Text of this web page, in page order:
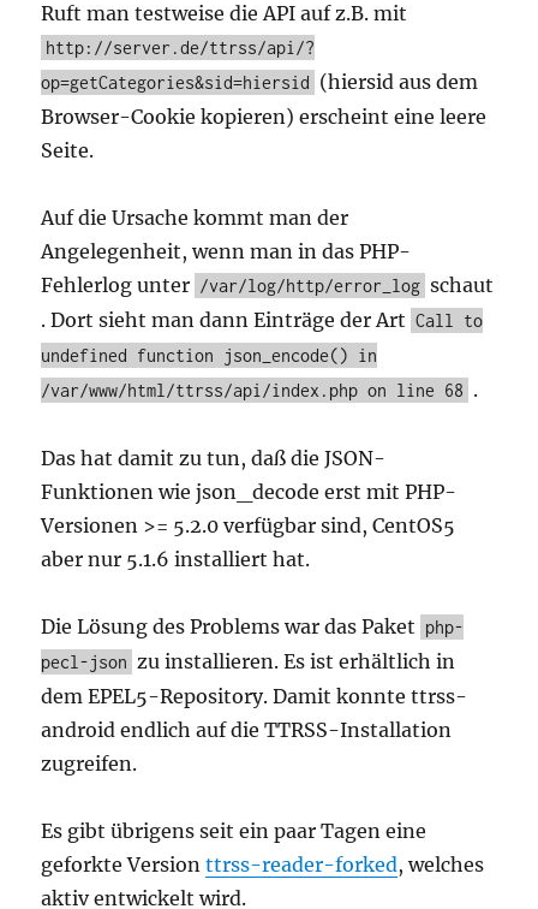
Ruft man testweise die API auf z.B. mit
http://server.de/ttrss/api/?
op=getCategories&sid=hiersid (hiersid aus dem
Browser-Cookie kopieren) erscheint eine leere
Seite.
Auf die Ursache kommt man der
Angelegenheit, wenn man in das PHP-
Fehlerlog unter /var/log/http/error_log schaut
. Dort sieht man dann Einträge der Art Call to
undefined function json_encode() in
/var/www/html/ttrss/api/index.php on line 68 .
Das hat damit zu tun, daß die JSON-
Funktionen wie json_decode erst mit PHP-
Versionen >= 5.2.0 verfügbar sind, CentOS5
aber nur 5.1.6 installiert hat.
Die Lösung des Problems war das Paket php-
pecl-json zu installieren. Es ist erhältlich in
dem EPEL5-Repository. Damit konnte ttrss-
android endlich auf die TTRSS-Installation
zugreifen.
Es gibt übrigens seit ein paar Tagen eine
geforkte Versionttrss-reader-forked, welches
aktiv entwickelt wird.